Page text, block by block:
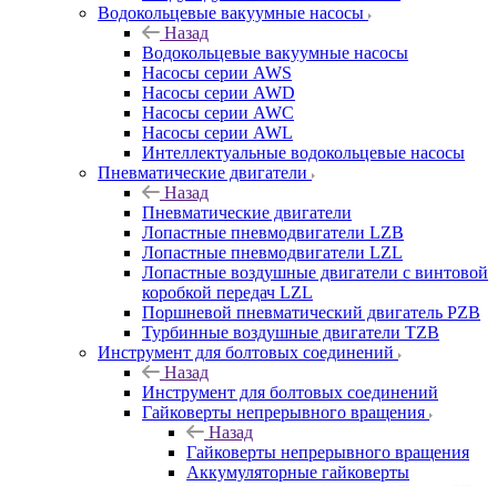
Водокольцевые вакуумные насосы
Назад
Водокольцевые вакуумные насосы
Насосы серии AWS
Насосы серии AWD
Насосы серии AWC
Насосы серии AWL
Интеллектуальные водокольцевые насосы
Пневматические двигатели
Назад
Пневматические двигатели
Лопастные пневмодвигатели LZB
Лопастные пневмодвигатели LZL
Лопастные воздушные двигатели с винтовой
коробкой передач LZL
Поршневой пневматический двигатель PZB
Турбинные воздушные двигатели TZB
Инструмент для болтовых соединений
Назад
Инструмент для болтовых соединений
Гайковерты непрерывного вращения
Назад
Гайковерты непрерывного вращения
Аккумуляторные гайковерты